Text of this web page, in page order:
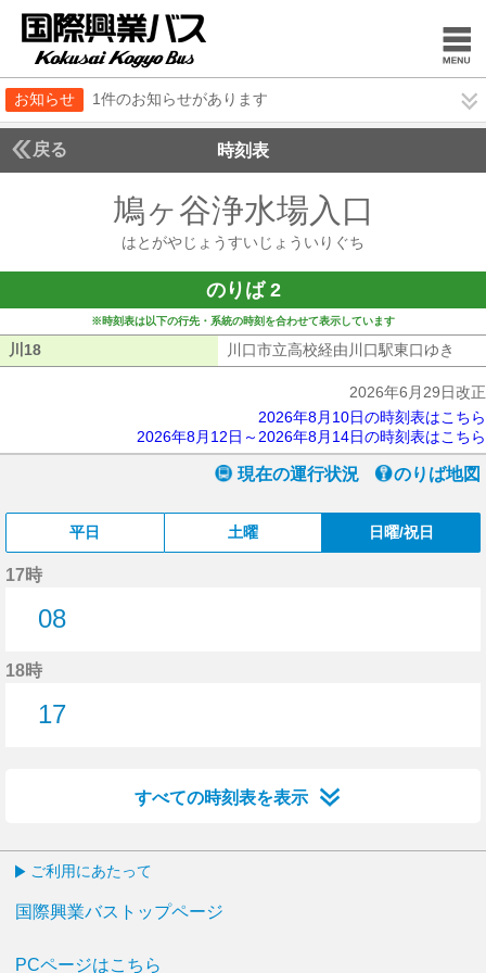
お知らせ 1件のお知らせがあります
戻る 時刻表
鳩ヶ谷浄水場入口
はとがやじょうすいじょういりぐち
のりば 2
※時刻表は以下の行先・系統の時刻を合わせて表示しています
川18 川口市立高校経由川口駅東口ゆき
2026年6月29日改正
2026年8月10日の時刻表はこちら
2026年8月12日～2026年8月14日の時刻表はこちら
現在の運行状況 のりば地図
平日 土曜 日曜/祝日
17時
08
18時
17
すべての時刻表を表示
ご利用にあたって
国際興業バストップページ
PCページはこちら